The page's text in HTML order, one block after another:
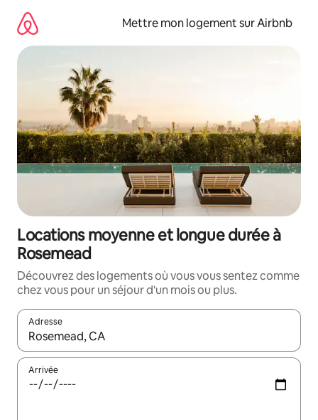
directement
contenu
Mettre mon logement sur Airbnb
Locations moyenne et longue durée à
Rosemead
Découvrez des logements où vous vous sentez comme
chez vous pour un séjour d'un mois ou plus.
Adresse
Lorsque les résultats s'affichent, utilisez les flèches vers le
Arrivée